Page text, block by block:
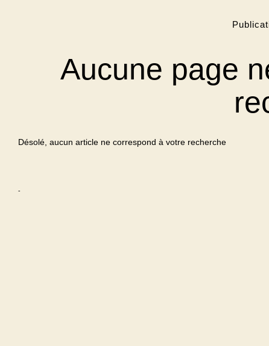
Aucune page
Désolé, aucun article ne correspond à votre recherche
-